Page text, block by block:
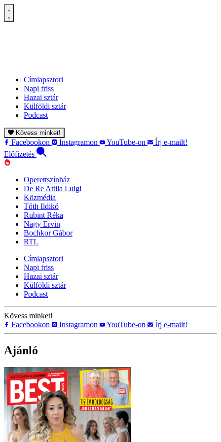
Címlapsztori
Napi friss
Hazai sztár
Külföldi sztár
Podcast
Kövess minket!
Facebookon Instagramon YouTube-on
Írj e-mailt!
Előfizetés
Operettszínház
De Re Attila Luigi
Közmédia
Tóth Ildikó
Rubint Réka
Nagy Ervin
Bochkor Gábor
RTL
Címlapsztori
Napi friss
Hazai sztár
Külföldi sztár
Podcast
Kövess minket!
Facebookon
Instagramon YouTube-on Írj e-mailt!
Ajánló